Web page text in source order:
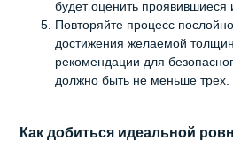
будет оценить проявившиеся
Повторяйте процесс
достижения желаемой
рекомендации для
должно быть не меньше трех.
Как добиться идеальной